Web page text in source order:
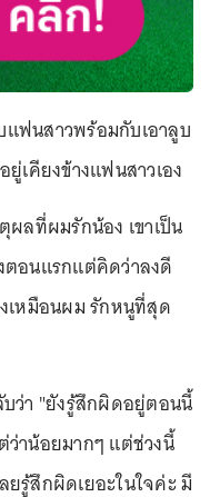
ฟนสาวพร้อมกับเอาลูบ
เคียงข้างแฟนสาวเอง
ผลที่ผมรักน้อง เขาเป็น
ตอนแรกแต่คิดว่าลงดี
เหมือนผม รักหนูที่สุด
ว่า "ยังรู้สึกผิดอยู่ตอนนี้
าน้อยมากๆ แต่ช่วงนี้
รู้สึกผิดเยอะในใจค่ะ มี